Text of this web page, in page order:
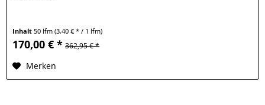
Inhalt50 lfm(3,40 € * / 1 lfm)
170,00 € * 362,95 € *
Merken